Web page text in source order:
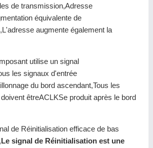
de transmission,Adresse
équivalente de
augmente également la
utilise un signal
les signaux d'entrée
du bord ascendant,Tous les
êtreACLKSe produit après le bord
de Réinitialisation efficace de bas
Le signal de Réinitialisation est une